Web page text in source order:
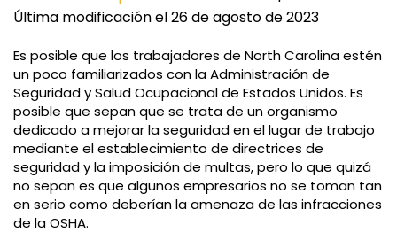
Última modificación el 26 de agosto de 2023
Es posible que los trabajadores de North Carolina estén
un poco familiarizados con la Administración de
Seguridad y Salud Ocupacional de Estados Unidos. Es
posible que sepan que se trata de un organismo
dedicado a mejorar la seguridad en el lugar de trabajo
mediante el establecimiento de directrices de
seguridad y la imposición de multas, pero lo que quizá
no sepan es que algunos empresarios no se toman tan
en serio como deberían la amenaza de las infracciones
de la OSHA.